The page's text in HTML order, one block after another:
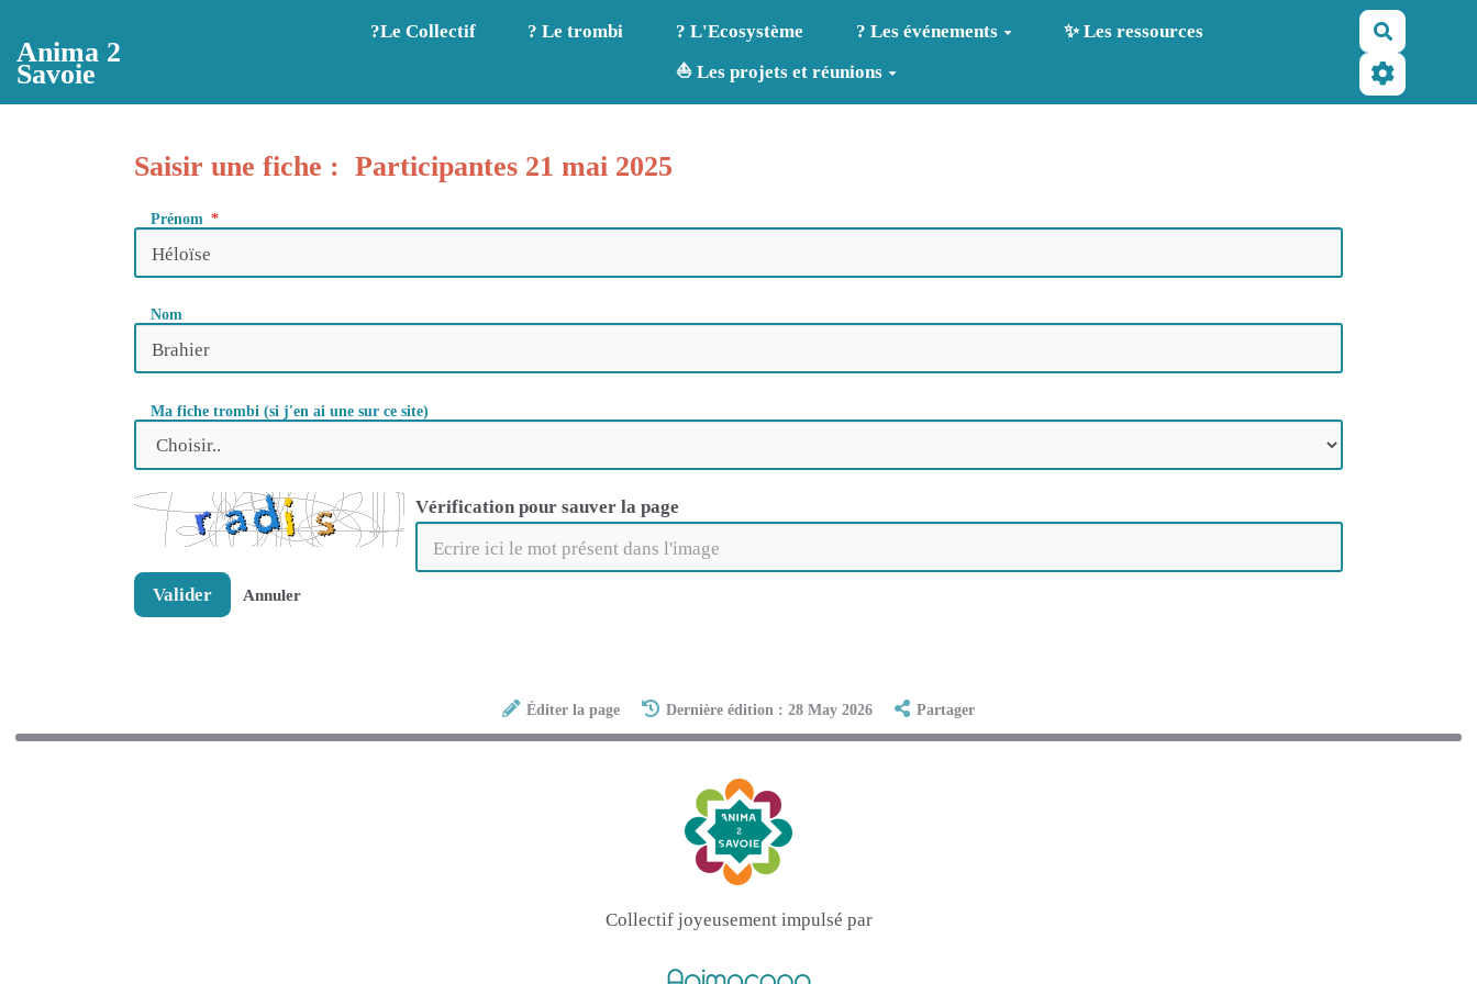
Anima 2
Savoie
?️Le Collectif ? Le trombi ? L'Ecosystème ? Les événements
✨ Les ressources
⛵ Les projets et réunions
Saisir une fiche : Participantes 21 mai 2025
Prénom
Nom
Ma fiche trombi (si j'en ai une sur ce site)
Vérification pour sauver la page
Valider Annuler
Éditer la page Dernière édition : 28 May 2026 Partager
Collectif joyeusement impulsé par